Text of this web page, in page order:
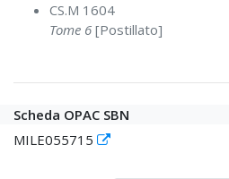
CS.M 1604
Tome 6 [Postillato]
Scheda OPAC SBN
MILE055715